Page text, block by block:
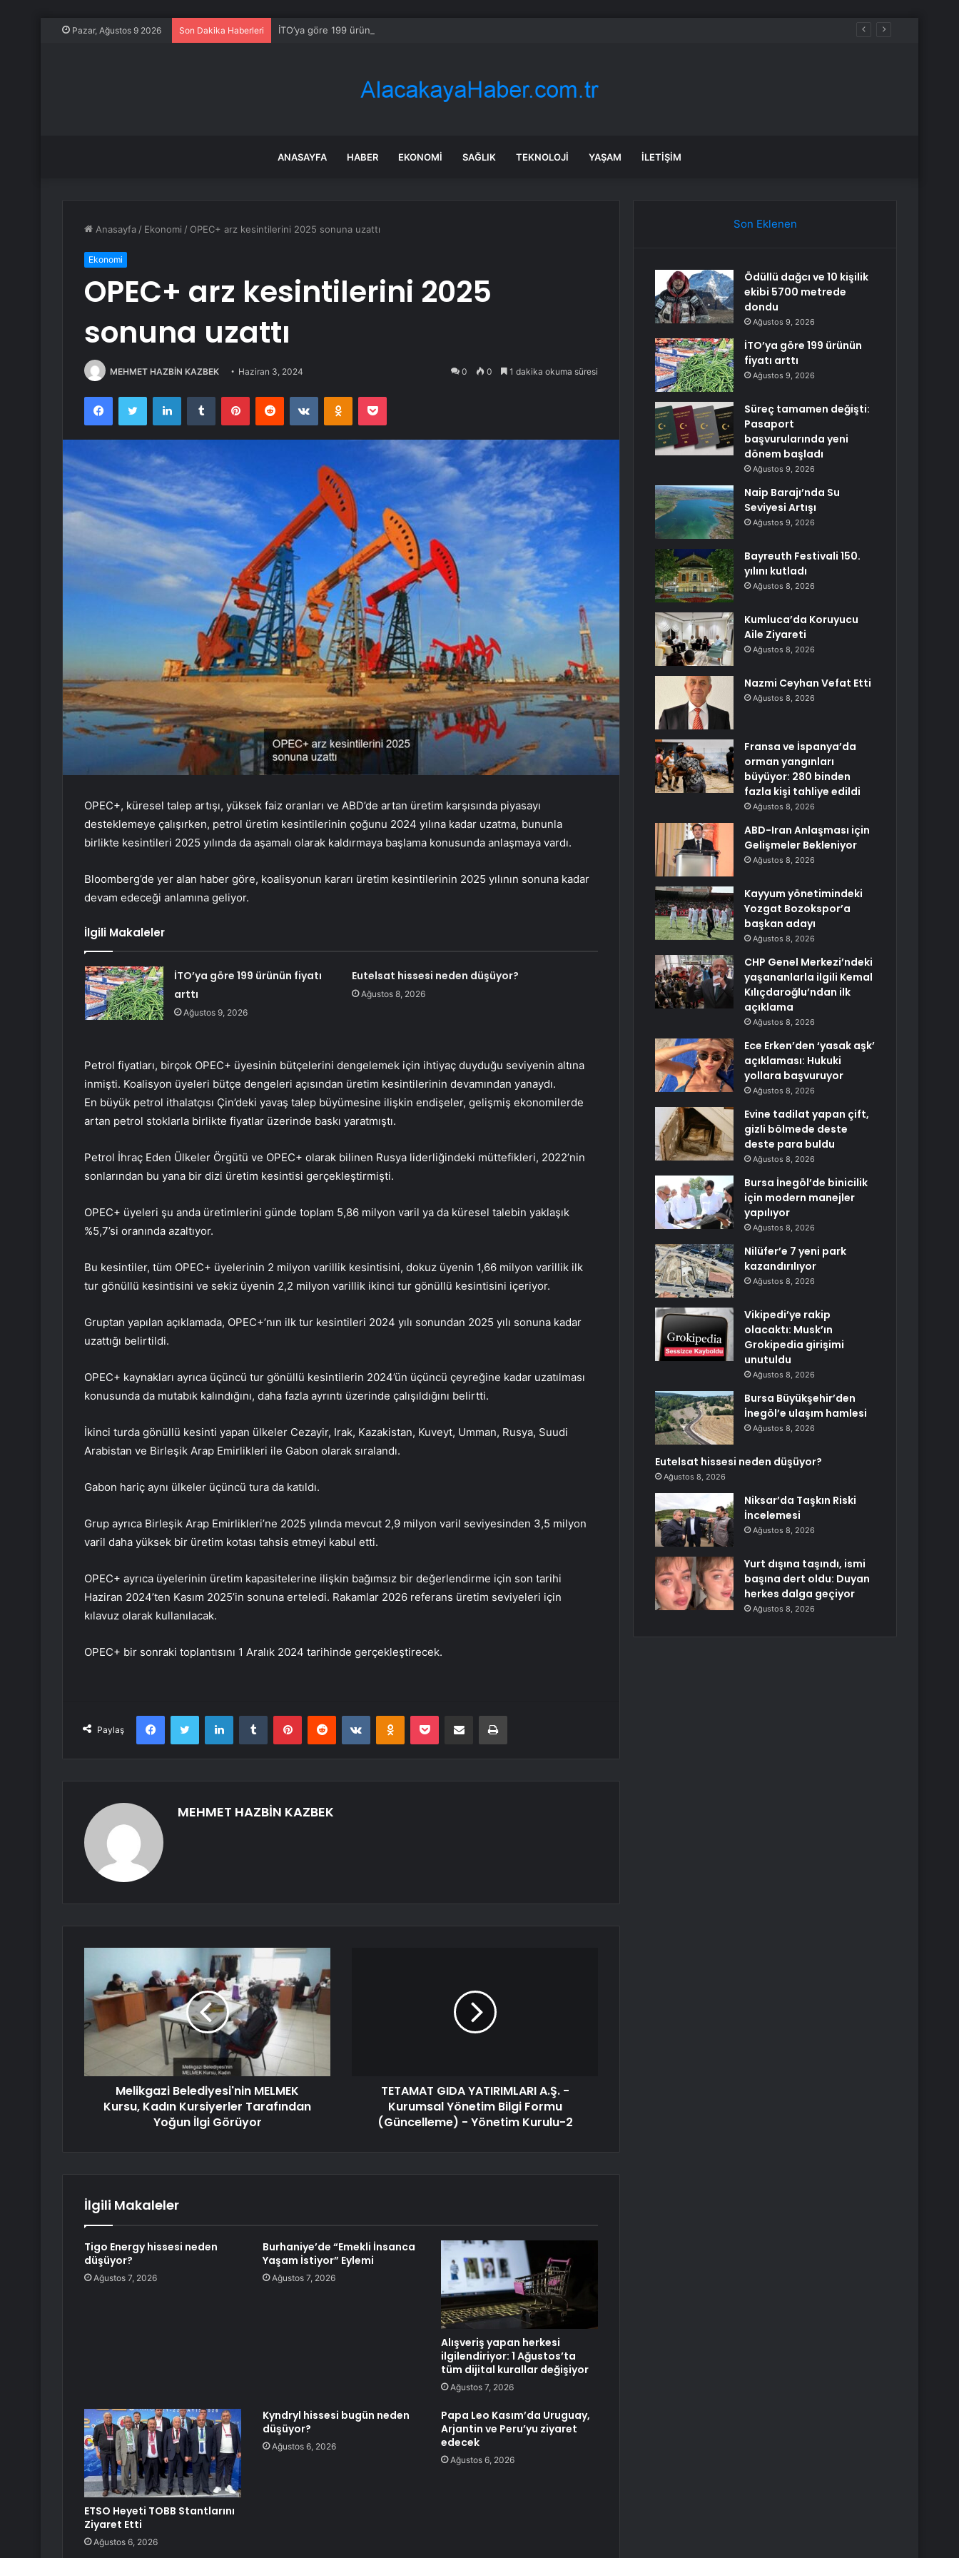
Pazar, Ağustos 9 2026 Son Dakika Haberleri İTO’ya göre 199 ürünün fiyatı arttı
ANASAYFA HABER EKONOMI SAĞLIK TEKNOLOJI YAŞAM İLETIŞIM
Anasayfa / Ekonomi / OPEC+ arz kesintilerini 2025 sonuna uzattı
Ekonomi
OPEC+ arz kesintilerini 2025
sonuna uzattı
MEHMET HAZBİN KAZBEK Haziran 3, 2024 0 0 1 dakika okuma süresi
FacebookTwitter LinkedInTumblr PinterestReddit VKontakteOdnoklassniki
Pocket
OPEC+, küresel talep artışı, yüksek faiz oranları ve ABD’de artan üretim karşısında piyasayı
desteklemeye çalışırken, petrol üretim kesintilerinin çoğunu 2024 yılına kadar uzatma, bununla
birlikte kesintileri 2025 yılında da aşamalı olarak kaldırmaya başlama konusunda anlaşmaya vardı.
Bloomberg’de yer alan haber göre, koalisyonun kararı üretim kesintilerinin 2025 yılının sonuna kadar
devam edeceği anlamına geliyor.
İlgili Makaleler
İTO’ya göre 199 ürünün fiyatı
arttı
Ağustos 9, 2026
Eutelsat hissesi neden düşüyor?
Ağustos 8, 2026
Petrol fiyatları, birçok OPEC+ üyesinin bütçelerini dengelemek için ihtiyaç duyduğu seviyenin altına
inmişti. Koalisyon üyeleri bütçe dengeleri açısından üretim kesintilerinin devamından yanaydı.
En büyük petrol ithalatçısı Çin’deki yavaş talep büyümesine ilişkin endişeler, gelişmiş ekonomilerde
artan petrol stoklarla birlikte fiyatlar üzerinde baskı yaratmıştı.
Petrol İhraç Eden Ülkeler Örgütü ve OPEC+ olarak bilinen Rusya liderliğindeki müttefikleri, 2022’nin
sonlarından bu yana bir dizi üretim kesintisi gerçekleştirmişti.
OPEC+ üyeleri şu anda üretimlerini günde toplam 5,86 milyon varil ya da küresel talebin yaklaşık
%5,7’si oranında azaltıyor.
Bu kesintiler, tüm OPEC+ üyelerinin 2 milyon varillik kesintisini, dokuz üyenin 1,66 milyon varillik ilk
tur gönüllü kesintisini ve sekiz üyenin 2,2 milyon varillik ikinci tur gönüllü kesintisini içeriyor.
Gruptan yapılan açıklamada, OPEC+’nın ilk tur kesintileri 2024 yılı sonundan 2025 yılı sonuna kadar
uzattığı belirtildi.
OPEC+ kaynakları ayrıca üçüncü tur gönüllü kesintilerin 2024’ün üçüncü çeyreğine kadar uzatılması
konusunda da mutabık kalındığını, daha fazla ayrıntı üzerinde çalışıldığını belirtti.
İkinci turda gönüllü kesinti yapan ülkeler Cezayir, Irak, Kazakistan, Kuveyt, Umman, Rusya, Suudi
Arabistan ve Birleşik Arap Emirlikleri ile Gabon olarak sıralandı.
Gabon hariç aynı ülkeler üçüncü tura da katıldı.
Grup ayrıca Birleşik Arap Emirlikleri’ne 2025 yılında mevcut 2,9 milyon varil seviyesinden 3,5 milyon
varil daha yüksek bir üretim kotası tahsis etmeyi kabul etti.
OPEC+ ayrıca üyelerinin üretim kapasitelerine ilişkin bağımsız bir değerlendirme için son tarihi
Haziran 2024’ten Kasım 2025’in sonuna erteledi. Rakamlar 2026 referans üretim seviyeleri için
kılavuz olarak kullanılacak.
OPEC+ bir sonraki toplantısını 1 Aralık 2024 tarihinde gerçekleştirecek.
Paylaş
FacebookTwitter LinkedInTumblr PinterestReddit VKontakteOdnoklassniki
Pocket E-Posta ile paylaş Yazdır
MEHMET HAZBİN KAZBEK
Melikgazi Belediyesi'nin MELMEK
Kursu, Kadın Kursiyerler Tarafından
Yoğun İlgi Görüyor
TETAMAT GIDA YATIRIMLARI A.Ş. -
Kurumsal Yönetim Bilgi Formu
(Güncelleme) - Yönetim Kurulu-2
İlgili Makaleler
Tigo Energy hissesi neden
düşüyor?
Ağustos 7, 2026
Burhaniye’de “Emekli İnsanca
Yaşam İstiyor” Eylemi
Ağustos 7, 2026
Alışveriş yapan herkesi
ilgilendiriyor: 1 Ağustos’ta
tüm dijital kurallar değişiyor
Ağustos 7, 2026
ETSO Heyeti TOBB Stantlarını
Ziyaret Etti
Ağustos 6, 2026
Kyndryl hissesi bugün neden
düşüyor?
Ağustos 6, 2026
Papa Leo Kasım’da Uruguay,
Arjantin ve Peru’yu ziyaret
edecek
Ağustos 6, 2026
Son Eklenen
Ödüllü dağcı ve 10 kişilik
ekibi 5700 metrede
dondu
Ağustos 9, 2026
İTO’ya göre 199 ürünün
fiyatı arttı
Ağustos 9, 2026
Süreç tamamen değişti:
Pasaport
başvurularında yeni
dönem başladı
Ağustos 9, 2026
Naip Barajı’nda Su
Seviyesi Artışı
Ağustos 9, 2026
Bayreuth Festivali 150.
yılını kutladı
Ağustos 8, 2026
Kumluca’da Koruyucu
Aile Ziyareti
Ağustos 8, 2026
Nazmi Ceyhan Vefat Etti
Ağustos 8, 2026
Fransa ve İspanya’da
orman yangınları
büyüyor: 280 binden
fazla kişi tahliye edildi
Ağustos 8, 2026
ABD-Iran Anlaşması için
Gelişmeler Bekleniyor
Ağustos 8, 2026
Kayyum yönetimindeki
Yozgat Bozokspor’a
başkan adayı
Ağustos 8, 2026
CHP Genel Merkezi’ndeki
yaşananlarla ilgili Kemal
Kılıçdaroğlu’ndan ilk
açıklama
Ağustos 8, 2026
Ece Erken’den ‘yasak aşk’
açıklaması: Hukuki
yollara başvuruyor
Ağustos 8, 2026
Evine tadilat yapan çift,
gizli bölmede deste
deste para buldu
Ağustos 8, 2026
Bursa İnegöl’de binicilik
için modern manejler
yapılıyor
Ağustos 8, 2026
Nilüfer’e 7 yeni park
kazandırılıyor
Ağustos 8, 2026
Vikipedi’ye rakip
olacaktı: Musk’ın
Grokipedia girişimi
unutuldu
Ağustos 8, 2026
Bursa Büyükşehir’den
İnegöl’e ulaşım hamlesi
Ağustos 8, 2026
Eutelsat hissesi neden düşüyor?
Ağustos 8, 2026
Niksar’da Taşkın Riski
İncelemesi
Ağustos 8, 2026
Yurt dışına taşındı, ismi
başına dert oldu: Duyan
herkes dalga geçiyor
Ağustos 8, 2026